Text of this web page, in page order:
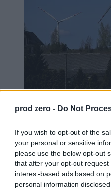
prod zero - Do Not
If you wish to opt-out of the
your personal or sensitive
please use the below opt-out
that after your opt-out
interest-based ads based on
personal information
„Kraj węgla odkrywa
Niemiecki dziennik „Frankfurter
zadowoleniem stwierdza, że
odnawialnym źródłom energii:
Niepokój autora tekstu budzi
w zakresie polityki klimatycznej
Karola Nawrockiego.